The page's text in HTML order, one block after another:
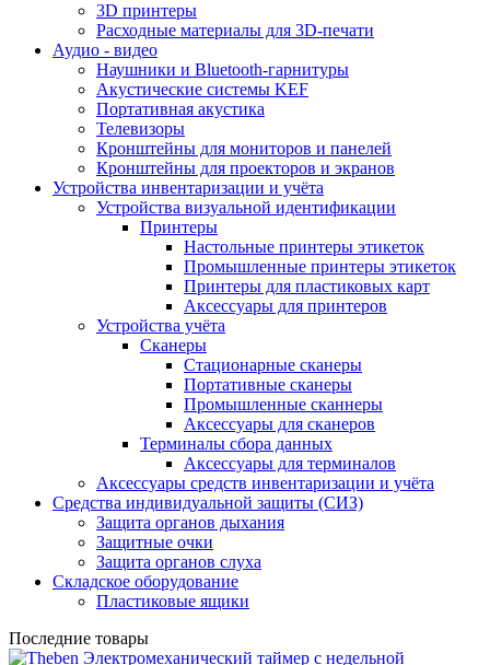
3D принтеры
Расходные материалы для 3D-печати
Аудио - видео
Наушники и Bluetooth-гарнитуры
Акустические системы KEF
Портативная акустика
Телевизоры
Кронштейны для мониторов и панелей
Кронштейны для проекторов и экранов
Устройства инвентаризации и учёта
Устройства визуальной идентификации
Принтеры
Настольные принтеры этикеток
Промышленные принтеры этикеток
Принтеры для пластиковых карт
Аксессуары для принтеров
Устройства учёта
Сканеры
Стационарные сканеры
Портативные сканеры
Промышленные сканнеры
Аксессуары для сканеров
Терминалы сбора данных
Аксессуары для терминалов
Аксессуары средств инвентаризации и учёта
Средства индивидуальной защиты (СИЗ)
Защита органов дыхания
Защитные очки
Защита органов слуха
Складское оборудование
Пластиковые ящики
Последние товары